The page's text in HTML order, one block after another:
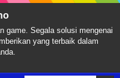
game. Segala solusi mengenai
yang terbaik dalam